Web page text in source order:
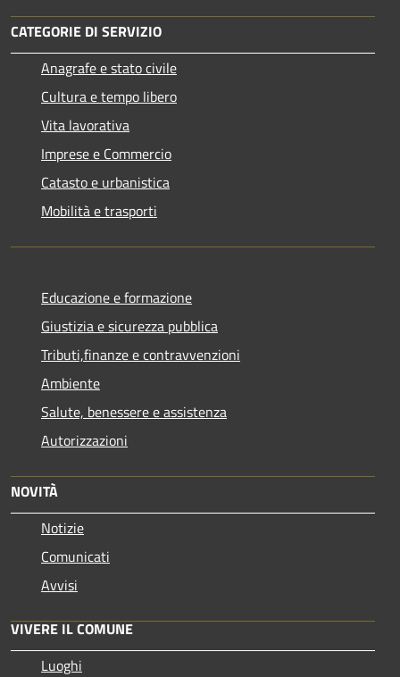
CATEGORIE DI SERVIZIO
Anagrafe e stato civile
Cultura e tempo libero
Vita lavorativa
Imprese e Commercio
Catasto e urbanistica
Mobilità e trasporti
Educazione e formazione
Giustizia e sicurezza pubblica
Tributi,finanze e contravvenzioni
Ambiente
Salute, benessere e assistenza
Autorizzazioni
NOVITÀ
Notizie
Comunicati
Avvisi
VIVERE IL COMUNE
Luoghi